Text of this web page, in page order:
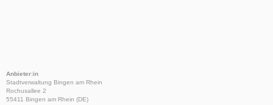
Anbieter:in
Stadtverwaltung Bingen am Rhein
Rochusallee 2
55411 Bingen am Rhein (DE)